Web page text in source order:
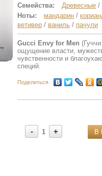
Семейства:
Древесные /
Ноты:
мандарин /
ветивер / ваниль / пачули
Gucci Envy for Men
ощущение власти,
чувственности и
специй.
Поделиться
В
- 1 +